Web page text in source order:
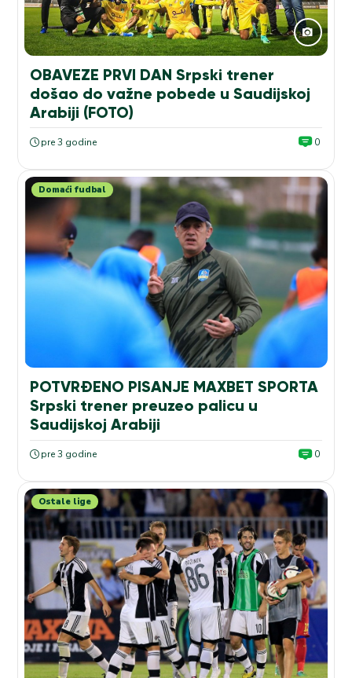
OBAVEZE PRVI DAN Srpski trener
došao do važne pobede u Saudijskoj
Arabiji (FOTO)
pre 3 godine 0
Domaći fudbal
POTVRĐENO PISANJE MAXBET SPORTA
Srpski trener preuzeo palicu u
Saudijskoj Arabiji
pre 3 godine 0
Ostale lige